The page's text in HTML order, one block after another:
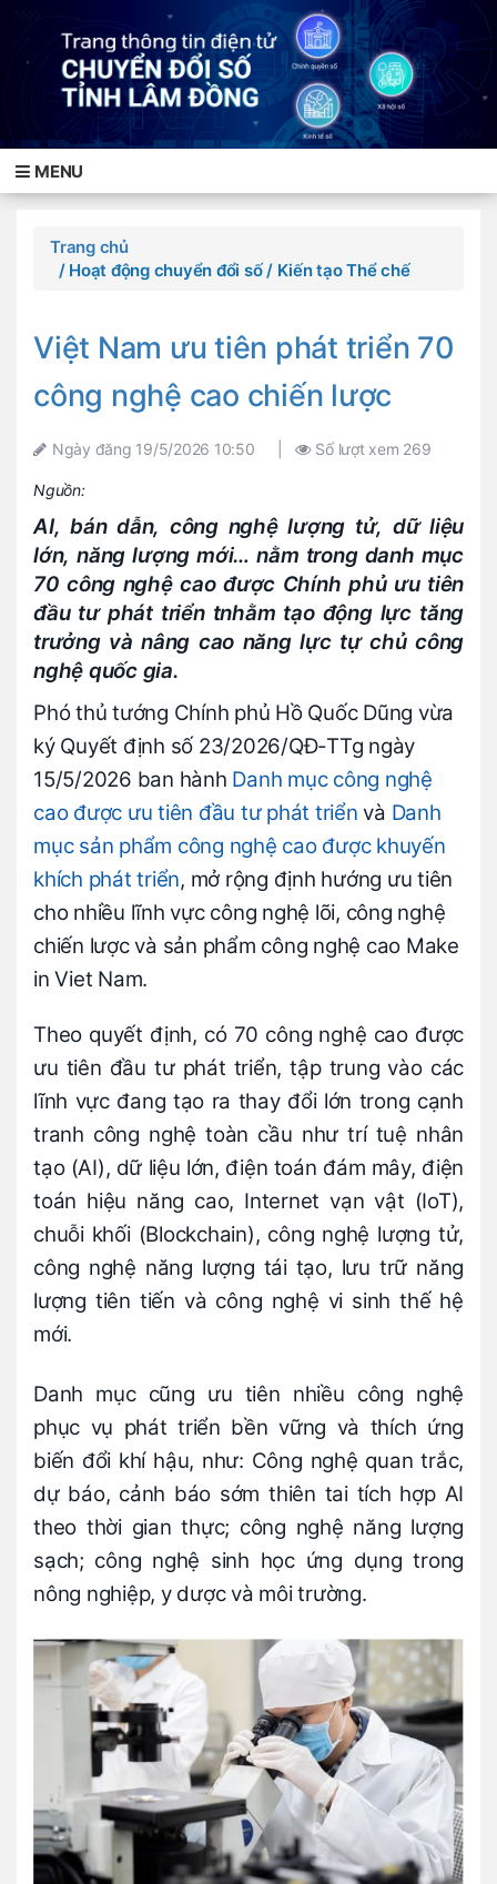
MENU
Trang chủ
/ Hoạt động chuyển đổi số/ Kiến tạo Thể chế
Việt Nam ưu tiên phát triển 70
công nghệ cao chiến lược
Ngày đăng 19/5/2026 10:50 Số lượt xem 269
Nguồn:
AI, bán dẫn, công nghệ lượng tử, dữ liệu
lớn, năng lượng mới… nằm trong danh mục
70 công nghệ cao được Chính phủ ưu tiên
đầu tư phát triển tnhằm tạo động lực tăng
trưởng và nâng cao năng lực tự chủ công
nghệ quốc gia.
Phó thủ tướng Chính phủ Hồ Quốc Dũng vừa
ký Quyết định số 23/2026/QĐ-TTg ngày
15/5/2026 ban hành Danh mục công nghệ
cao được ưu tiên đầu tư phát triển và Danh
mục sản phẩm công nghệ cao được khuyến
khích phát triển, mở rộng định hướng ưu tiên
cho nhiều lĩnh vực công nghệ lõi, công nghệ
chiến lược và sản phẩm công nghệ cao Make
in Viet Nam.
Theo quyết định, có 70 công nghệ cao được
ưu tiên đầu tư phát triển, tập trung vào các
lĩnh vực đang tạo ra thay đổi lớn trong cạnh
tranh công nghệ toàn cầu như trí tuệ nhân
tạo (AI), dữ liệu lớn, điện toán đám mây, điện
toán hiệu năng cao, Internet vạn vật (IoT),
chuỗi khối (Blockchain), công nghệ lượng tử,
công nghệ năng lượng tái tạo, lưu trữ năng
lượng tiên tiến và công nghệ vi sinh thế hệ
mới.
Danh mục cũng ưu tiên nhiều công nghệ
phục vụ phát triển bền vững và thích ứng
biến đổi khí hậu, như: Công nghệ quan trắc,
dự báo, cảnh báo sớm thiên tai tích hợp AI
theo thời gian thực; công nghệ năng lượng
sạch; công nghệ sinh học ứng dụng trong
nông nghiệp, y dược và môi trường.